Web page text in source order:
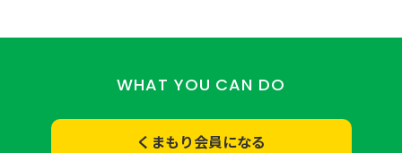
WHAT YOU CAN DO
くまもり会員になる